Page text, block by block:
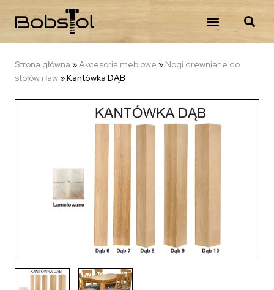
Strona główna »Akcesoria meblowe » Nogi drewniane do
stołów i ław »Kantówka DĄB